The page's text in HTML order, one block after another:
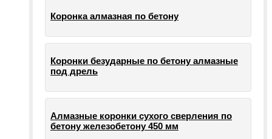
Коронка алмазная по бетону
Коронки безударные по бетону алмазные
под дрель
Алмазные коронки сухого сверления по
бетону железобетону 450 мм